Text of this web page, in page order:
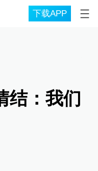
下载APP
结：我们